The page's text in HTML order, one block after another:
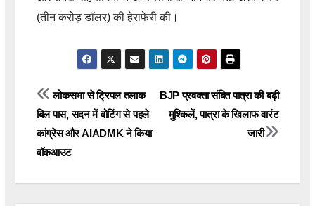
(तीन करोड़ डॉलर) की हेराफेरी की।
Post
navigation
BJP प्रवक्ता संबित पात्रा की बढ़ी
मुश्किलें, पात्रा के खिलाफ वारंट
जारी
लोकसभा से ट्रिपल तलाक
बिल पास, सदन में वोटिंग से पहले
कांग्रेस और AIADMK ने किया
वॉकआउट